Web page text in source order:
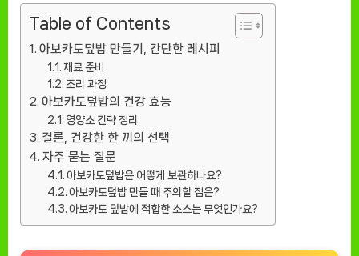
Table of Contents
아보카도덮밥 만들기, 간단한 레시피
재료 준비
조리 과정
아보카도덮밥의 건강 효능
영양소 간략 정리
결론, 건강한 한 끼의 선택
자주 묻는 질문
아보카도덮밥은 어떻게 보관하나요?
아보카도덮밥 만들 때 주의할 점은?
아보카도 덮밥에 적합한 소스는 무엇인가요?